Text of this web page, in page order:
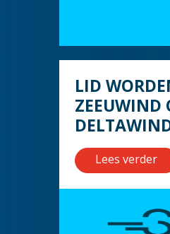
LID
ZEEUWIND
Lees verder